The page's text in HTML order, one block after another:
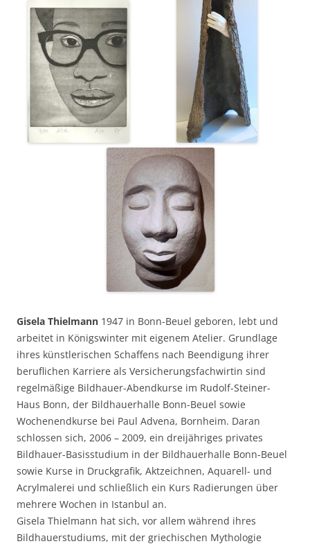
Gisela Thielmann 1947 in Bonn-Beuel geboren, lebt und
arbeitet in Königswinter mit eigenem Atelier. Grundlage
ihres künstlerischen Schaffens nach Beendigung ihrer
beruflichen Karriere als Versicherungsfachwirtin sind
regelmäßige Bildhauer-Abendkurse im Rudolf-Steiner-
Haus Bonn, der Bildhauerhalle Bonn-Beuel sowie
Wochenendkurse bei Paul Advena, Bornheim. Daran
schlossen sich, 2006 – 2009, ein dreijähriges privates
Bildhauer-Basisstudium in der Bildhauerhalle Bonn-Beuel
sowie Kurse in Druckgrafik, Aktzeichnen, Aquarell- und
Acrylmalerei und schließlich ein Kurs Radierungen über
mehrere Wochen in Istanbul an.
Gisela Thielmann hat sich, vor allem während ihres
Bildhauerstudiums, mit der griechischen Mythologie